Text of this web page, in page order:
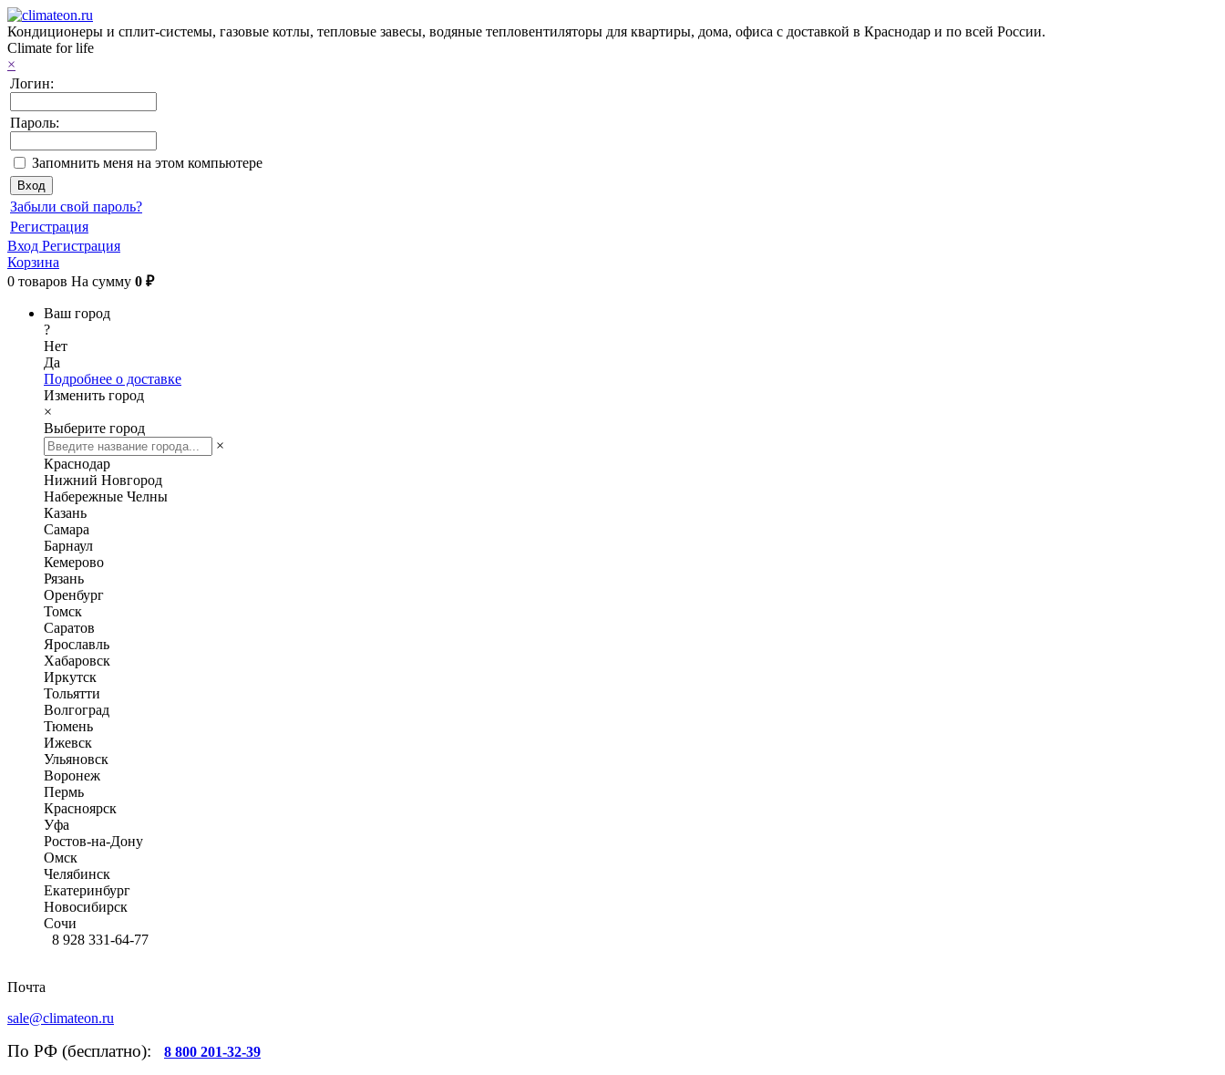
Кондиционеры и сплит-системы, газовые котлы, тепловые завесы, водяные тепловентиляторы для квартиры, дома, офиса с доставкой в Краснодар и по всей России.
Climate for life
×
Логин:
Пароль:
Запомнить меня на этом компьютере
Забыли свой пароль?
Регистрация
Вход Регистрация
Корзина
0 товаров На сумму 0 ₽
Ваш город
?
Нет
Да
Подробнее о доставке
Изменить город
×
Выберите город
×
Краснодар
Нижний Новгород
Набережные Челны
Казань
Самара
Барнаул
Кемерово
Рязань
Оренбург
Томск
Саратов
Ярославль
Хабаровск
Иркутск
Тольятти
Волгоград
Тюмень
Ижевск
Ульяновск
Воронеж
Пермь
Красноярск
Уфа
Ростов-на-Дону
Омск
Челябинск
Екатеринбург
Новосибирск
Сочи
8 928 331-64-77
Почта
sale@climateon.ru
По РФ (бесплатно): 8 800 201-32-39